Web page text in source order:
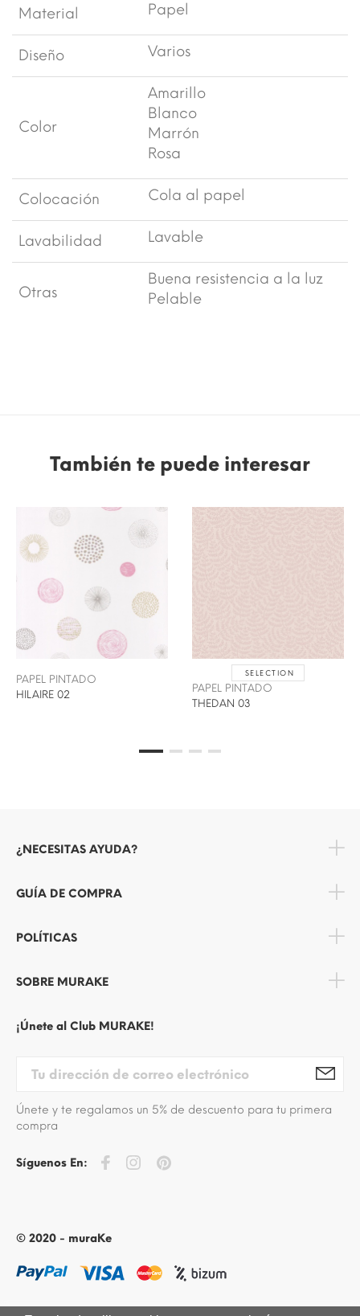
Material Papel
Diseño Varios
Color
Amarillo
Blanco
Marrón
Rosa
Colocación Cola al papel
Lavabilidad Lavable
Otras
Buena resistencia a la luz
Pelable
También te puede interesar
PAPEL PINTADO
HILAIRE 02
SELECTION
PAPEL PINTADO
THEDAN 03
¿NECESITAS AYUDA?
GUÍA DE COMPRA
POLÍTICAS
SOBRE MURAKE
¡Únete al Club MURAKE!
Únete y te regalamos un 5% de descuento para tu primera
compra
Síguenos En:
© 2020 - muraKe